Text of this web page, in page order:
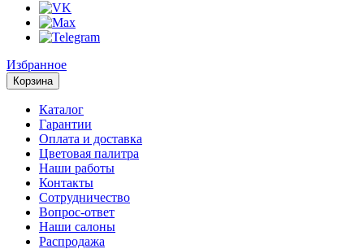
Избранное
Корзина
Каталог
Гарантии
Оплата и доставка
Цветовая палитра
Наши работы
Контакты
Сотрудничество
Вопрос-ответ
Наши салоны
Распродажа